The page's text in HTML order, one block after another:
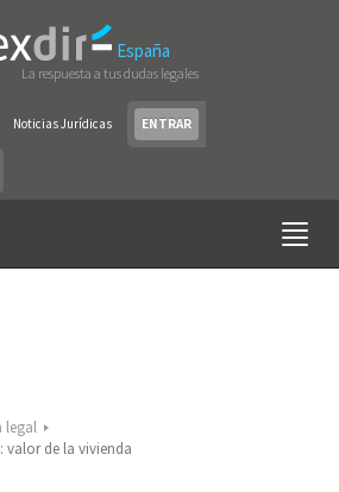
España
La respuesta a tus dudas legales
Noticias Jurídicas ENTRAR
legal
valor de la vivienda